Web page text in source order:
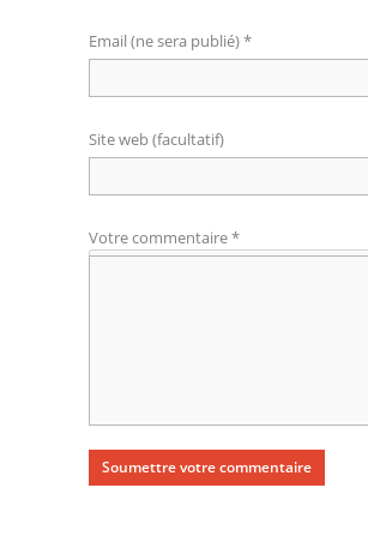
Email (ne sera publié) *
Site web (facultatif)
Votre commentaire *